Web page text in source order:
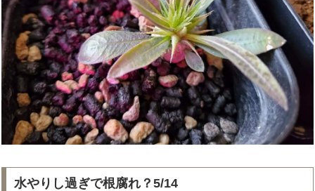
水やりし過ぎで根腐れ？5/14